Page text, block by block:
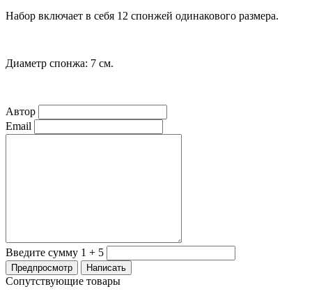
Набор включает в себя 12 спонжей одинакового размера.
Диаметр спонжа: 7 см.
Автор
Email
Введите сумму 1 + 5
Сопутствующие товары